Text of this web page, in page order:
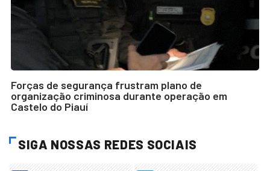
Forças de segurança frustram plano de
organização criminosa durante operação em
Castelo do Piauí
SIGA NOSSAS REDES SOCIAIS